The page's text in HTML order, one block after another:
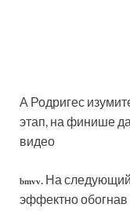
А Родригес
этап, на финише
видео
bmvv
. На
эффектно обогнав